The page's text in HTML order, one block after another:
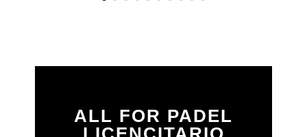
ALL FOR PADEL